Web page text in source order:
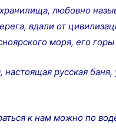
любовно
вдали от
моря, его
русская
к нам можно по